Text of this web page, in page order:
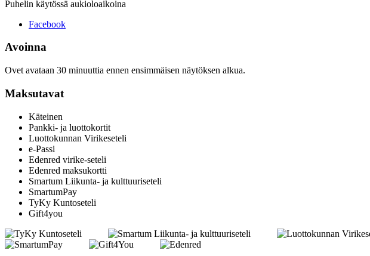
Puhelin käytössä aukioloaikoina
Facebook
Avoinna
Ovet avataan 30 minuuttia ennen ensimmäisen näytöksen alkua.
Maksutavat
Käteinen
Pankki- ja luottokortit
Luottokunnan Virikeseteli
e-Passi
Edenred virike-seteli
Edenred maksukortti
Smartum Liikunta- ja kulttuuriseteli
SmartumPay
TyKy Kuntoseteli
Gift4you